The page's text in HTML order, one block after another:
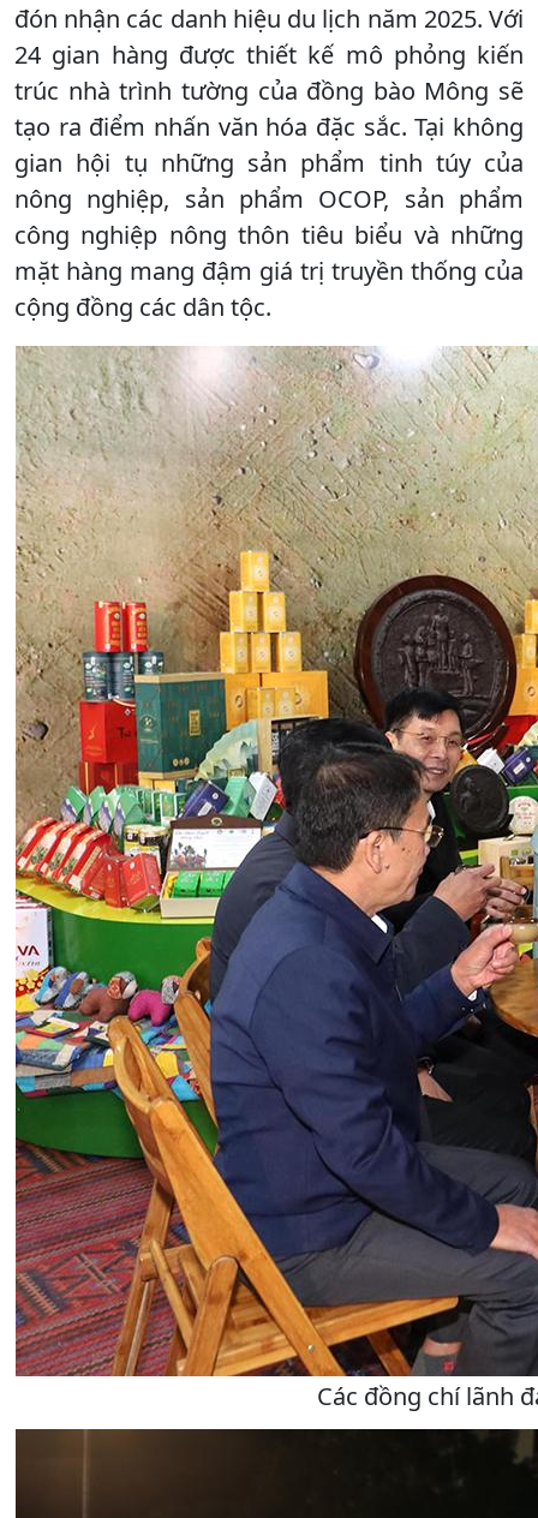
đón nhận các danh hiệu du lịch năm 2025. Với
24 gian hàng được thiết kế mô phỏng kiến
trúc nhà trình tường của đồng bào Mông sẽ
tạo ra điểm nhấn văn hóa đặc sắc. Tại không
gian hội tụ những sản phẩm tinh túy của
nông nghiệp, sản phẩm OCOP, sản phẩm
công nghiệp nông thôn tiêu biểu và những
mặt hàng mang đậm giá trị truyền thống của
cộng đồng các dân tộc.
Các đồng chí lãnh